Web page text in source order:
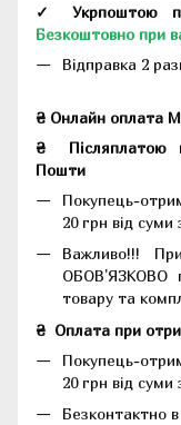
✓ Укрпоштою
Безкоштовно при
Відправка 2
₴ Онлайн оплата
₴
Післяплатою
Пошти
Покупець-
20 грн від
Важливо!!!
ОБОВ'ЯЗКОВО
товару та
₴ Оплата при
Покупець-
20 грн від
Безконтактно